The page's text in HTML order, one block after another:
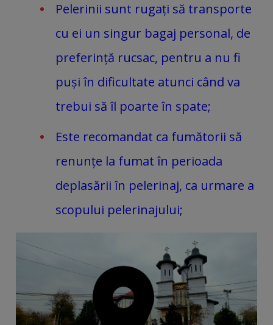
Pelerinii sunt rugați să transporte
cu ei un singur bagaj personal, de
preferință rucsac, pentru a nu fi
puși în dificultate atunci când va
trebui să îl poarte în spate;
Este recomandat ca fumătorii să
renunțe la fumat în perioada
deplasării în pelerinaj, ca urmare a
scopului pelerinajului;